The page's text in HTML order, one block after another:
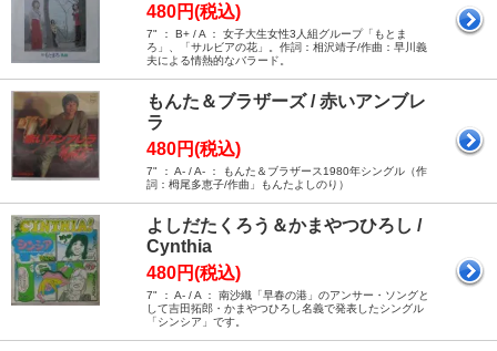
480円(税込)
7" ： B+ / A ： 女子大生女性3人組グループ「もとま
ろ」、「サルビアの花」。作詞：相沢靖子/作曲：早川義
夫による情熱的なバラード。
もんた＆ブラザーズ / 赤いアンブレ
ラ
480円(税込)
7" ： A- / A- ： もんた＆ブラザース1980年シングル（作
詞：栂尾多恵子/作曲」もんたよしのり）
よしだたくろう＆かまやつひろし /
Cynthia
480円(税込)
7" ： A- / A ： 南沙織「早春の港」のアンサー・ソングと
して吉田拓郎・かまやつひろし名義で発表したシングル
「シンシア」です。